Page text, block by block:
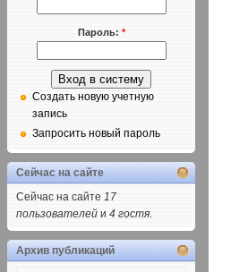
Пароль: *
Создать новую учетную
запись
Запросить новый пароль
Сейчас на сайте
Сейчас на сайте 17
пользователей и 4 гостя.
Архив публикаций